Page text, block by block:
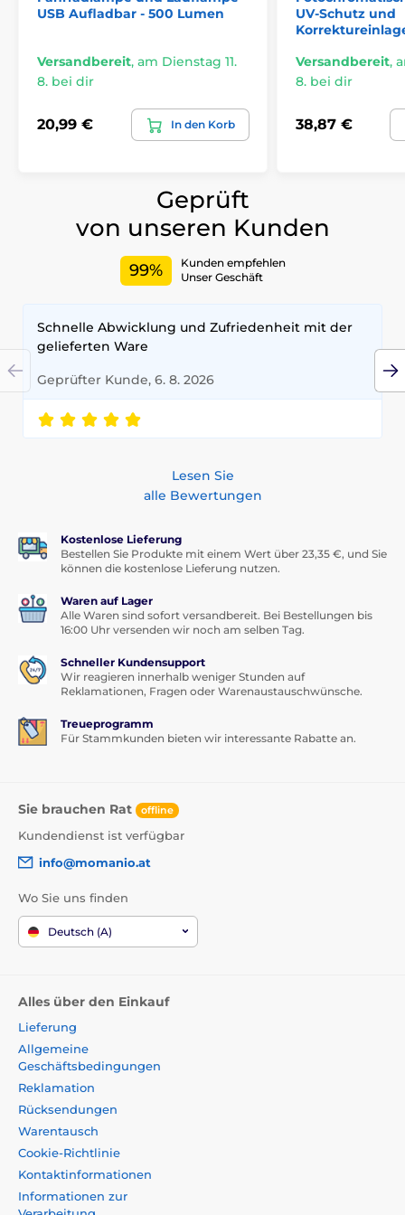
USB Aufladbar - 500 Lumen
Versandbereit, am Dienstag 11.
8. bei dir
20,99 € In den Korb
UV-Schutz und
Versandbereit,
8. bei dir
38,87 €
Geprüft
von unseren Kunden
99%
Kunden empfehlen
Unser Geschäft
Schnelle Abwicklung und Zufriedenheit mit der
gelieferten Ware
Geprüfter Kunde, 6. 8. 2026
Lesen Sie
alle Bewertungen
Kostenlose Lieferung
Bestellen Sie Produkte mit einem Wert über 23,35 €, und Sie
können die kostenlose Lieferung nutzen.
Waren auf Lager
Alle Waren sind sofort versandbereit. Bei Bestellungen bis
16:00 Uhr versenden wir noch am selben Tag.
Schneller Kundensupport
Wir reagieren innerhalb weniger Stunden auf
Reklamationen, Fragen oder Warenaustauschwünsche.
Treueprogramm
Für Stammkunden bieten wir interessante Rabatte an.
Sie brauchen Rat offline
Kundendienst ist verfügbar
info@momanio.at
Wo Sie uns finden
Deutsch (A)
Alles über den Einkauf
Lieferung
Allgemeine
Geschäftsbedingungen
Reklamation
Rücksendungen
Warentausch
Cookie-Richtlinie
Kontaktinformationen
Informationen zur